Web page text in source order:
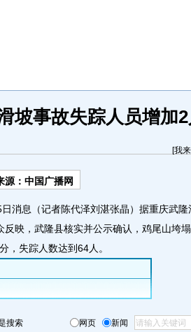
坡事故失踪人员增加
[我
源： 中国广播网
息（记者陈代泽刘湛张晶）据重庆武隆
反映，武隆县核实并公示确认，鸡尾山垮
，失踪人数达到64人。
搜索 网页 新闻